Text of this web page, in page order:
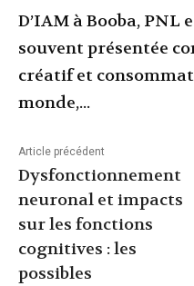
D’IAM à Booba, PNL
souvent présentée
créatif et
monde,...
Article précédent
Dysfonctionnement
neuronal et impacts
sur les fonctions
cognitives : les
possibles